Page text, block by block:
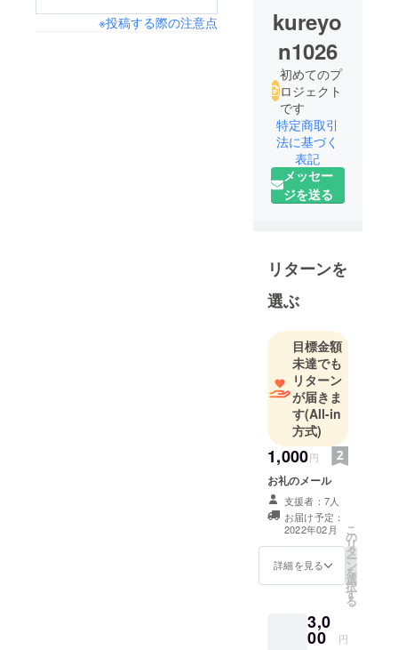
※投稿する際の注意点
kureyo
n1026
初めてのプ
ロジェクト
です
特定商取引
法に基づく
表記
メッセー
ジを送る
リターンを
選ぶ
目標金額
未達でも
リターン
が届きま
す(All-in
方式)
1,000円
お礼のメール
支援者：7人
お届け予定：
2022年02月
詳細を見る
こ
の
リ
タ
ー
ン
を
選
択
す
る
3,0
00 円